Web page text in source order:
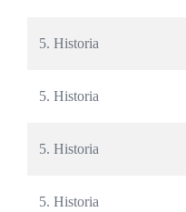
5. Historia
5. Historia
5. Historia
5. Historia